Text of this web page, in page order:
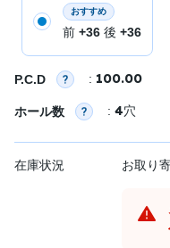
おすすめ
前 +36 後 +36
P.C.D : 100.00
ホール数 : 4穴
在庫状況 お取り